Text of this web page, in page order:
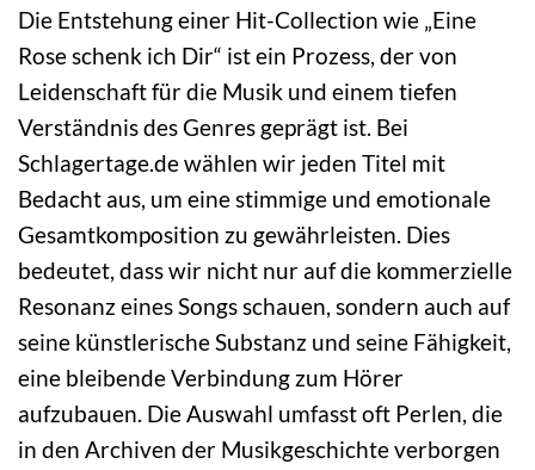
Die Entstehung einer Hit-Collection wie „Eine
Rose schenk ich Dir“ ist ein Prozess, der von
Leidenschaft für die Musik und einem tiefen
Verständnis des Genres geprägt ist. Bei
Schlagertage.de wählen wir jeden Titel mit
Bedacht aus, um eine stimmige und emotionale
Gesamtkomposition zu gewährleisten. Dies
bedeutet, dass wir nicht nur auf die kommerzielle
Resonanz eines Songs schauen, sondern auch auf
seine künstlerische Substanz und seine Fähigkeit,
eine bleibende Verbindung zum Hörer
aufzubauen. Die Auswahl umfasst oft Perlen, die
in den Archiven der Musikgeschichte verborgen